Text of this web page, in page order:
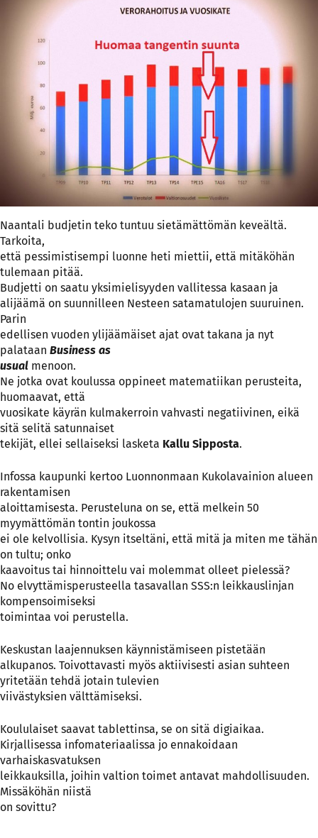
Naantali budjetin teko tuntuu sietämättömän keveältä.
Tarkoita,
että pessimistisempi luonne heti miettii, että mitäköhän
tulemaan pitää.
Budjetti on saatu yksimielisyyden vallitessa kasaan ja
alijäämä on suunnilleen Nesteen satamatulojen suuruinen.
Parin
edellisen vuoden ylijäämäiset ajat ovat takana ja nyt
palataan Business as
usual menoon.
Ne jotka ovat koulussa oppineet matematiikan perusteita,
huomaavat, että
vuosikate käyrän kulmakerroin vahvasti negatiivinen, eikä
sitä selitä satunnaiset
tekijät, ellei sellaiseksi lasketa Kallu Sipposta.
Infossa kaupunki kertoo Luonnonmaan Kukolavainion alueen
rakentamisen
aloittamisesta. Perusteluna on se, että melkein 50
myymättömän tontin joukossa
ei ole kelvollisia. Kysyn itseltäni, että mitä ja miten me tähän
on tultu; onko
kaavoitus tai hinnoittelu vai molemmat olleet pielessä?
No elvyttämisperusteella tasavallan SSS:n leikkauslinjan
kompensoimiseksi
toimintaa voi perustella.
Keskustan laajennuksen käynnistämiseen pistetään
alkupanos. Toivottavasti myös aktiivisesti asian suhteen
yritetään tehdä jotain tulevien
viivästyksien välttämiseksi.
Koululaiset saavat tablettinsa, se on sitä digiaikaa.
Kirjallisessa infomateriaalissa jo ennakoidaan
varhaiskasvatuksen
leikkauksilla, joihin valtion toimet antavat mahdollisuuden.
Missäköhän niistä
on sovittu?